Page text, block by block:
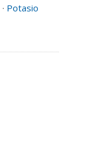
· Potasio